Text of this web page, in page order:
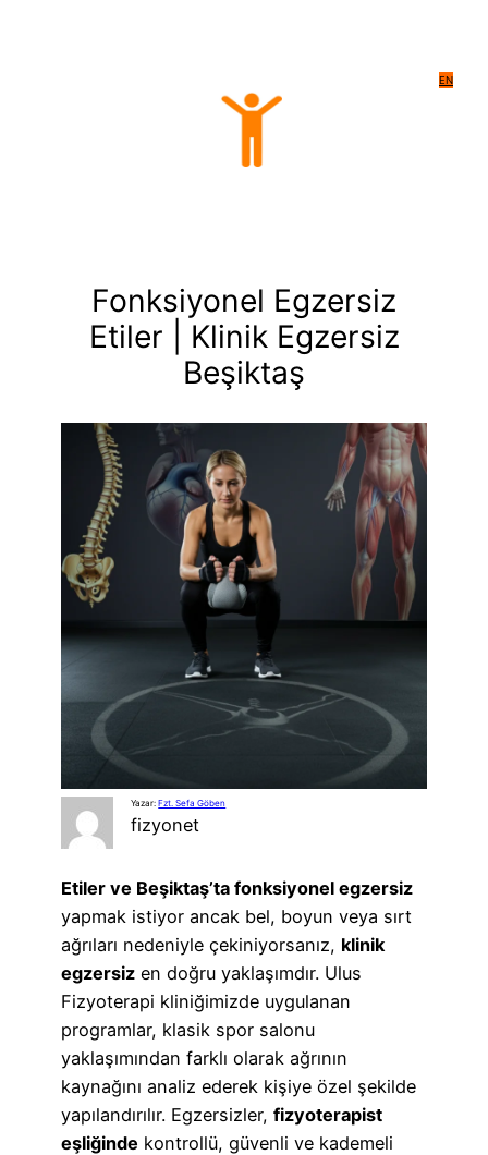
EN
Fonksiyonel Egzersiz
Etiler | Klinik Egzersiz
Beşiktaş
Yazar:Fzt. Sefa Göben
fizyonet
Etiler ve Beşiktaş’ta fonksiyonel egzersiz
yapmak istiyor ancak bel, boyun veya sırt
ağrıları nedeniyle çekiniyorsanız, klinik
egzersiz en doğru yaklaşımdır. Ulus
Fizyoterapi kliniğimizde uygulanan
programlar, klasik spor salonu
yaklaşımından farklı olarak ağrının
kaynağını analiz ederek kişiye özel şekilde
yapılandırılır. Egzersizler, fizyoterapist
eşliğinde kontrollü, güvenli ve kademeli